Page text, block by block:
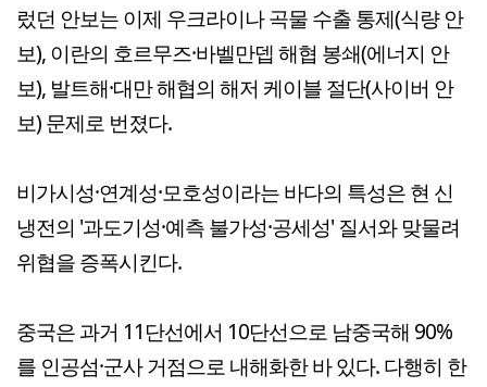
렀던 안보는 이제 우크라이나 곡물 수출 통제(식량 안
보), 이란의 호르무즈·바벨만뎁 해협 봉쇄(에너지 안
보), 발트해·대만 해협의 해저 케이블 절단(사이버 안
보) 문제로 번졌다.
비가시성·연계성·모호성이라는 바다의 특성은 현 신
냉전의 '과도기성·예측 불가성·공세성' 질서와 맞물려
위협을 증폭시킨다.
중국은 과거 11단선에서 10단선으로 남중국해 90%
를 인공섬·군사 거점으로 내해화한 바 있다. 다행히 한